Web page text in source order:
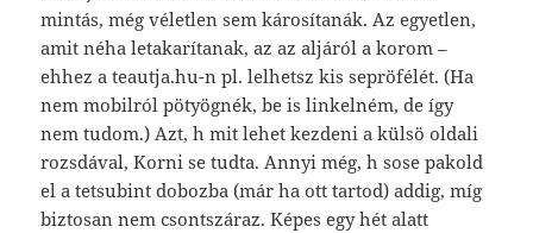
mintás, még véletlen sem károsítanák. Az egyetlen,
amit néha letakarítanak, az az aljáról a korom –
ehhez a teautja.hu-n pl. lelhetsz kis sepröfélét. (Ha
nem mobilról pötyögnék, be is linkelném, de így
nem tudom.) Azt, h mit lehet kezdeni a külsö oldali
rozsdával, Korni se tudta. Annyi még, h sose pakold
el a tetsubint dobozba (már ha ott tartod) addig, míg
biztosan nem csontszáraz. Képes egy hét alatt